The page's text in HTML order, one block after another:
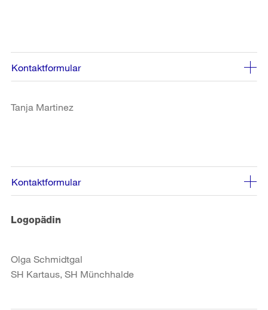
Kontaktformular
Tanja Martinez
Kontaktformular
Logopädin
Olga Schmidtgal
SH Kartaus, SH Münchhalde